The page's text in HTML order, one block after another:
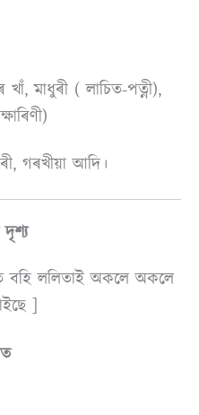
খাঁ, মাধুৰী ( লাচিত-পত্নী),
গৰখীয়া আদি।
দৃশ্য
বহি ললিতাই অকলে অকলে
]